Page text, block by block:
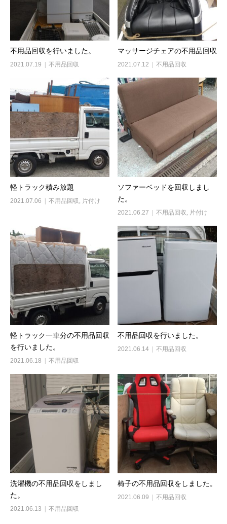
不用品回収を行いました。
2021.07.19 不用品回収
マッサージチェアの不用品回収
2021.07.12 不用品回収
軽トラック積み放題
2021.07.06 不用品回収, 片付け
ソファーベッドを回収しまし
た。
2021.06.27 不用品回収, 片付け
軽トラック一車分の不用品回収
を行いました。
2021.06.18 不用品回収
不用品回収を行いました。
2021.06.14 不用品回収
洗濯機の不用品回収をしまし
た。
2021.06.13 不用品回収
椅子の不用品回収をしました。
2021.06.09 不用品回収